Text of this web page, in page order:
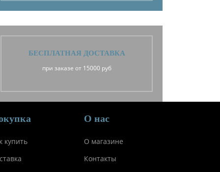
БЕСПЛАТНАЯ ДОСТАВКА
при заказе от 15000 руб
купить
О нас
О магазине
Контакты